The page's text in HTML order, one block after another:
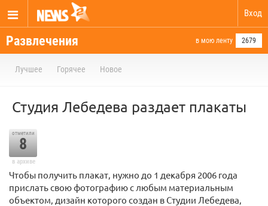
Вход
Развлечения в мою ленту 2679
Лучшее Горячее Новое
Студия Лебедева раздает плакаты
отметили
8
в архиве
Чтобы получить плакат, нужно до 1 декабря 2006 года
прислать свою фотографию с любым материальным
объектом, дизайн которого создан в Студии Лебедева,